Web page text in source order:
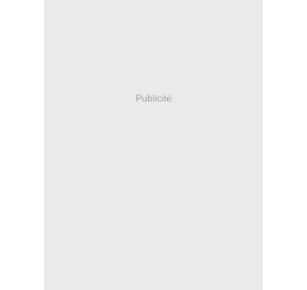
Publicité